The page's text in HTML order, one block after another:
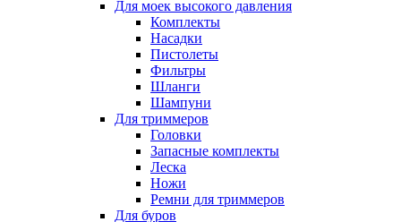
Для моек высокого давления
Комплекты
Насадки
Пистолеты
Фильтры
Шланги
Шампуни
Для триммеров
Головки
Запасные комплекты
Леска
Ножи
Ремни для триммеров
Для буров